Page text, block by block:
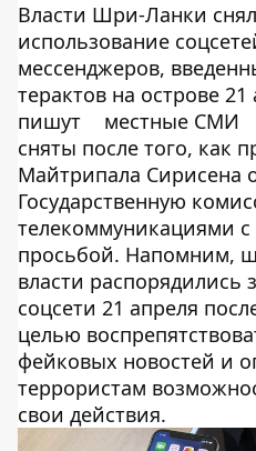
Власти Шри-Ланки
использование
мессенджеров,
терактов на острове
пишут
местные СМИ
сняты после того, как
Майтрипала Сирисена
Государственную
телекоммуникациями
просьбой. Напомним,
власти распорядились
соцсети 21 апреля
целью
фейковых новостей и
террористам
свои действия.